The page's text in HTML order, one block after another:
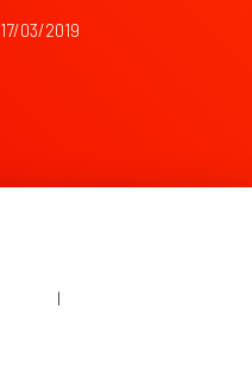
17/03/2019
|